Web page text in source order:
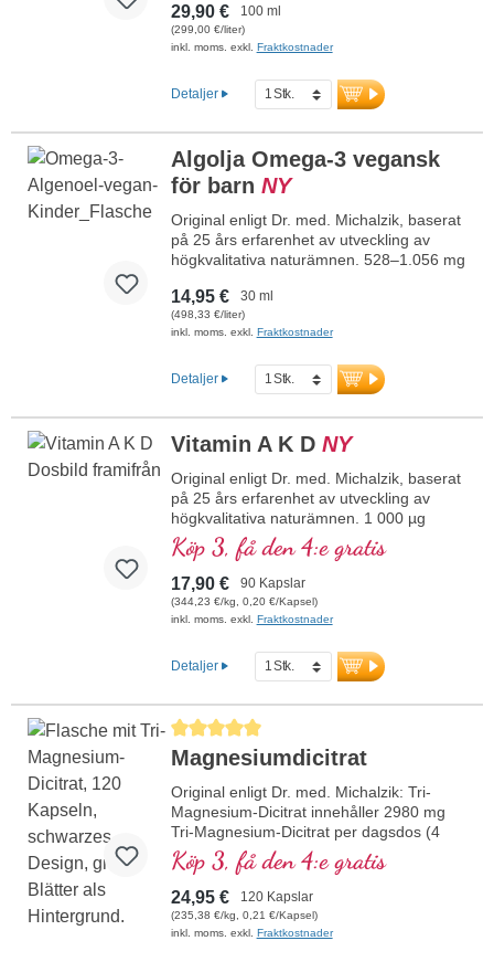
mikroalgen Schizochytrium sp. per
dagsdos (30–45 droppar), med 594–890
mg omega-3-fettsyror, varav 200–299 mg
dosering med pipett. Högkvalitativ
vegansk omega-3-algolja med naturligt
innehåll av EPA och DHA – ett växtbaserat
alternativ till fiskolja.
mer information om omega-3-algolja
29,90 € 100 ml
(299,00 €/liter)
inkl. moms. exkl. Fraktkostnader
Detaljer
Algolja Omega-3 vegansk
för barn NY
Original enligt Dr. med. Michalzik, baserat
på 25 års erfarenhet av utveckling av
högkvalitativa naturämnen. 528–1.056 mg
mikroalgen Schizochytrium sp. per
dagsdos (15–30 droppar), med 238–476
mg omega-3-fettsyror, varav 80–160 mg
Enkel dosering med pipett. Högkvalitativ
vegansk omega-3-algolja med naturligt
innehåll av EPA och DHA – ett växtbaserat
alternativ till fiskolja.
mer information om omega-3 algolja
14,95 € 30 ml
(498,33 €/liter)
inkl. moms. exkl. Fraktkostnader
Detaljer
Vitamin A K D NY
Original enligt Dr. med. Michalzik, baserat
på 25 års erfarenhet av utveckling av
högkvalitativa naturämnen. 1 000 µg
vitamin A, 150 µg vitamin K2 som all-trans
MK-7, 50 µg vitamin D3 (2 000 I.E.), 250
mg Sango-korallpulver från
Okinawa/Japan och 12,5 mg
fosfatidylkolin per kapsel och dagsdos.
vitaminerna A, D3 och K2 (MK-7) med
naturligt Sango-korallpulver från
mer information om vitamin A K D
Köp 3, få den 4:e gratis
17,90 € 90 Kapslar
(344,23 €/kg, 0,20 €/Kapsel)
inkl. moms. exkl. Fraktkostnader
Detaljer
Genomsnittligt betyg på 5 av 5 stjärnor
Magnesiumdicitrat
Original enligt Dr. med. Michalzik: Tri-
Magnesium-Dicitrat innehåller 2980 mg
Tri-Magnesium-Dicitrat per dagsdos (4
kapslar). Detta högkvalitativa kosttillskott
är fritt från tillsatser och tillverkas i
Tyskland. Förseglingen är aluminiumfri.
mer information om Tri-Magnesium-
Dicitrat
Köp 3, få den 4:e gratis
24,95 € 120 Kapslar
(235,38 €/kg, 0,21 €/Kapsel)
inkl. moms. exkl. Fraktkostnader